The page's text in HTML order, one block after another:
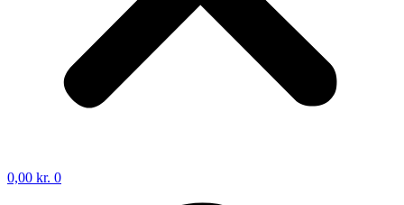
0,00 kr. 0